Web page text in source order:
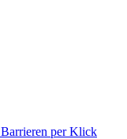
per Klick